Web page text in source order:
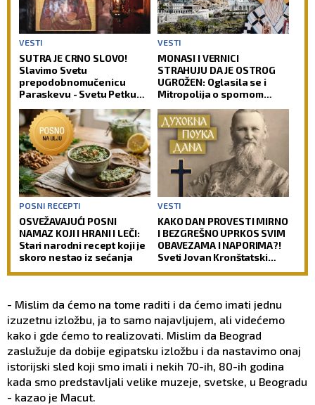
VESTI
SUTRA JE CRNO SLOVO!
Slavimo Svetu
prepodobnomučenicu
Paraskevu - Svetu Petku
Rimljanku
VESTI
MONASI I VERNICI
STRAHUJU DA JE OSTROG
UGROŽEN: Oglasila se i
Mitropolija o spornom
projektu
POSNI RECEPTI
OSVEŽAVAJUĆI POSNI
NAMAZ KOJI I HRANI I LEČI:
Stari narodni recept koji je
skoro nestao iz sećanja
VESTI
KAKO DAN PROVESTI MIRNO
I BEZGREŠNO UPRKOS SVIM
OBAVEZAMA I NAPORIMA?!
Sveti Jovan Kronštatski
- Mislim da ćemo na tome raditi i da ćemo imati jednu
izuzetnu izložbu, ja to samo najavljujem, ali videćemo
kako i gde ćemo to realizovati. Mislim da Beograd
zaslužuje da dobije egipatsku izložbu i da nastavimo onaj
istorijski sled koji smo imali i nekih 70-ih, 80-ih godina
kada smo predstavljali velike muzeje, svetske, u Beogradu
- kazao je Macut.